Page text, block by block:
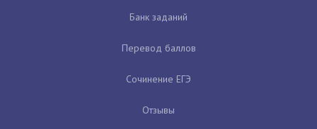
Банк заданий
Перевод баллов
Сочинение ЕГЭ
Отзывы